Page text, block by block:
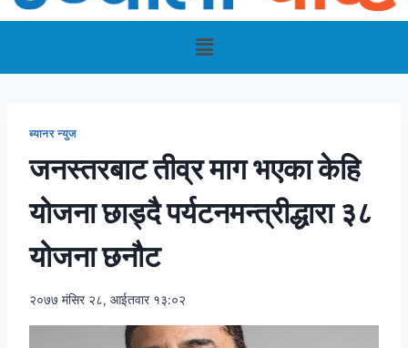
ब्यानर न्युज
जनस्तरबाट तीव्र माग भएका केहि
योजना छाड्दै पर्यटनमन्त्रीद्धारा ३८
योजना छनौट
२०७७ मंसिर २८, आईतवार १३:०२